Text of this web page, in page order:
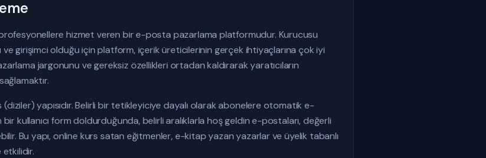
profesyonellere hizmet veren bir e-posta pazarlama platformudur. Kurucusu
girişimci olduğu için platform, içerik üreticilerinin gerçek ihtiyaçlarına çok iyi
jargonunu ve gereksiz özellikleri ortadan kaldırarak yaratıcıların
yapısıdır. Belirli bir tetikleyiciye dayalı olarak abonelere otomatik e-
kullanıcı form doldurduğunda, belirli aralıklarla hoş geldin e-postaları, değerli
Bu yapı, online kurs satan eğitmenler, e-kitap yazan yazarlar ve üyelik tabanlı